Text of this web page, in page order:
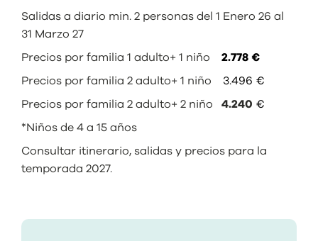
Salidas a diario min. 2 personas del 1 Enero 26 al
31 Marzo 27
Precios por familia 1 adulto+ 1 niño 2.778 €
Precios por familia 2 adulto+ 1 niño 3.496 €
Precios por familia 2 adulto+ 2 niño 4.240 €
*Niños de 4 a 15 años
Consultar itinerario, salidas y precios para la
temporada 2027.